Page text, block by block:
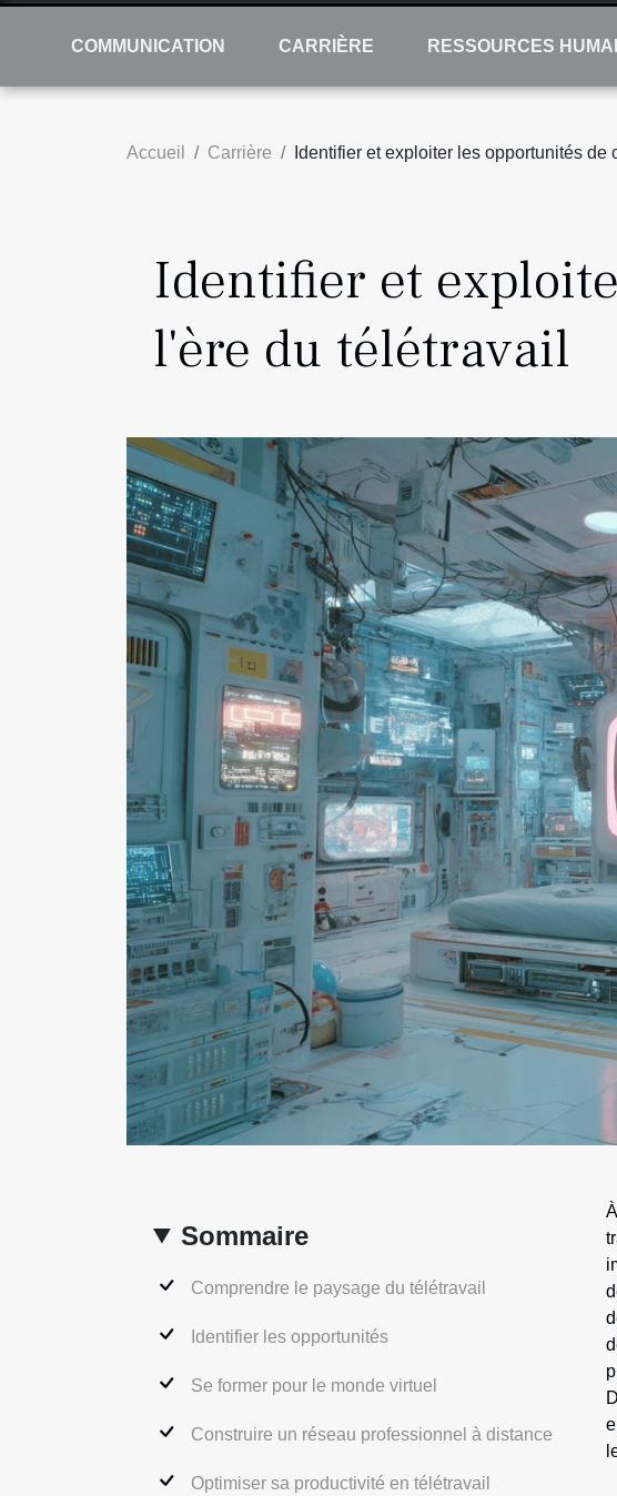
COMMUNICATION CARRIÈRE RESSOURCES
Accueil Carrière Identifier et exploiter les opportunités de
Identifier et
l'ère du télétravail
Sommaire
Comprendre le paysage du télétravail
Identifier les opportunités
Se former pour le monde virtuel
Construire un réseau professionnel à distance
Optimiser sa productivité en télétravail